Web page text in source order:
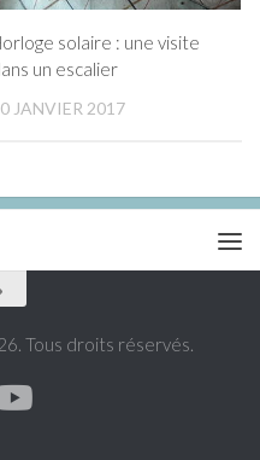
solaire : une visite
un escalier
JANVIER 2017
Tous droits réservés.